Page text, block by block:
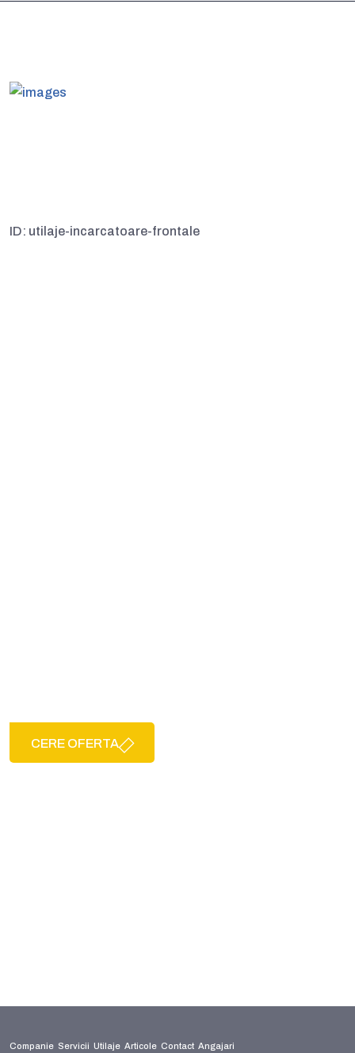
ID: utilaje-incarcatoare-frontale
CERE OFERTA
Companie Servicii Utilaje Articole Contact Angajari